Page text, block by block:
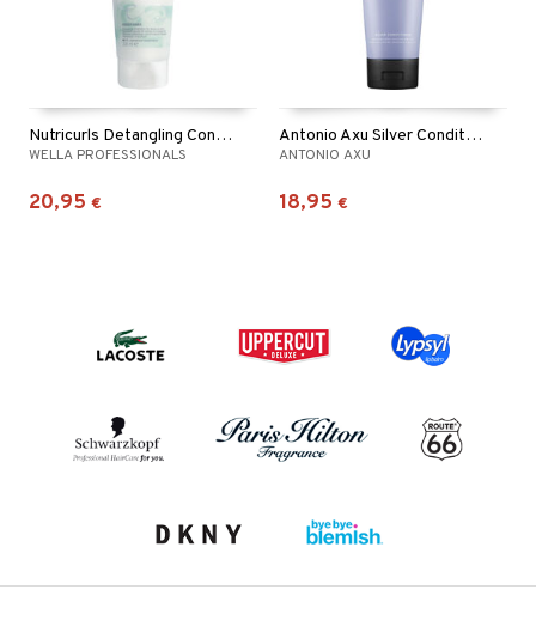
Nutricurls Detangling Conditioner - Waves & Curls
WELLA PROFESSIONALS
20,95 €
Antonio Axu Silver Conditioner
ANTONIO AXU
18,95 €